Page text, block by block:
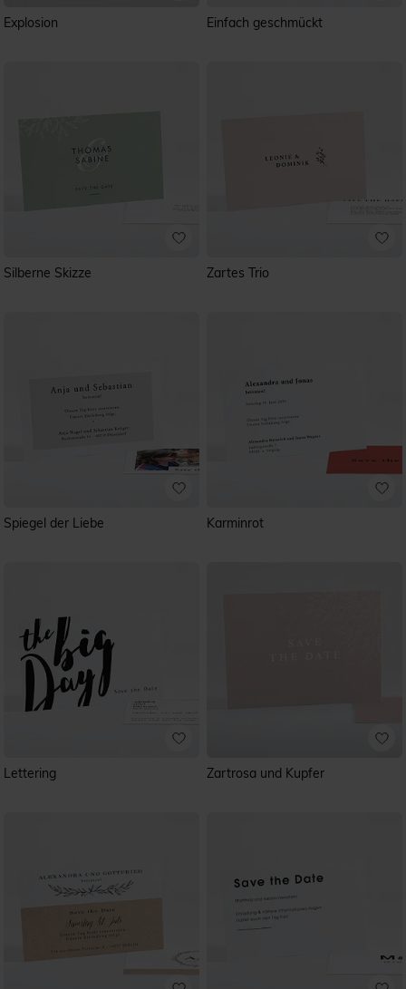
Explosion Einfach geschmückt
Silberne Skizze Zartes Trio
Spiegel der Liebe Karminrot
Lettering Zartrosa und Kupfer